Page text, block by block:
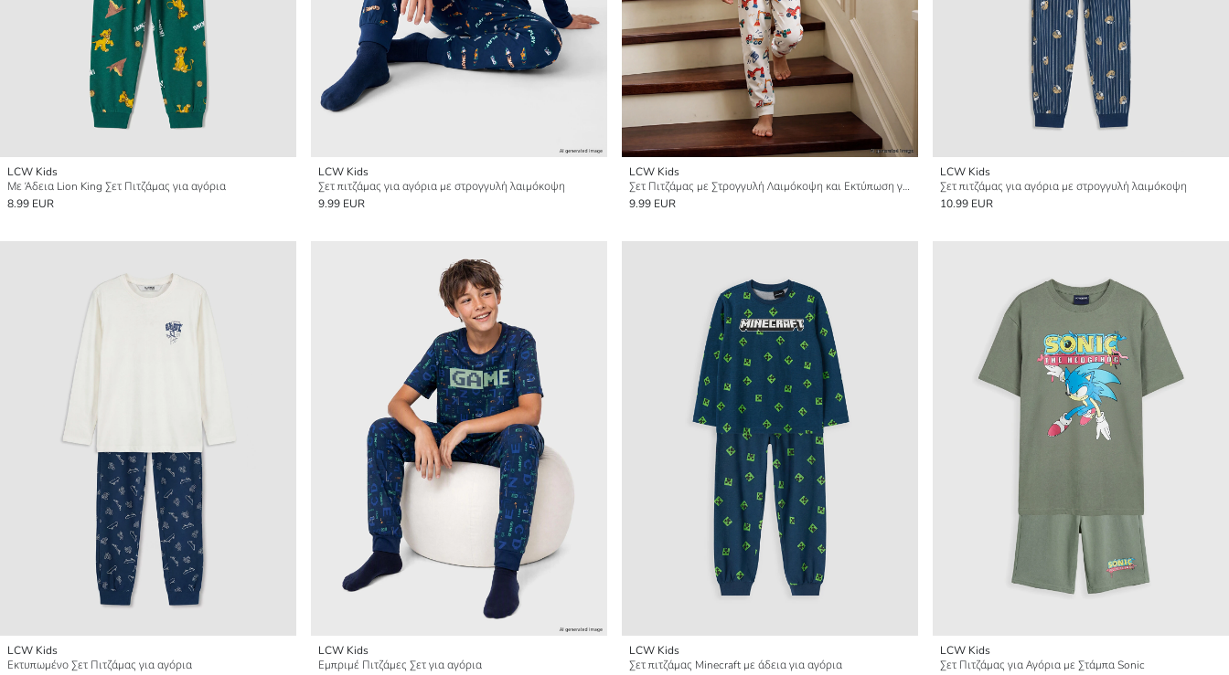
LCW Kids
Με Άδεια Lion King Σετ Πιτζάμας για αγόρια
8.99 EUR
LCW Kids
Σετ πιτζάμας για αγόρια με στρογγυλή λαιμόκοψη
9.99 EUR
LCW Kids
Σετ Πιτζάμας με Στρογγυλή Λαιμόκοψη και Εκτύπωση για Αγόρια
9.99 EUR
LCW Kids
Σετ πιτζάμας για αγόρια με στρογγυλή λαιμόκοψη
10.99 EUR
LCW Kids
Εκτυπωμένο Σετ Πιτζάμας για αγόρια
LCW Kids
Εμπριμέ Πιτζάμες Σετ για αγόρια
LCW Kids
Σετ πιτζάμας Minecraft με άδεια για αγόρια
LCW Kids
Σετ Πιτζάμας για Αγόρια με Στάμπα Sonic